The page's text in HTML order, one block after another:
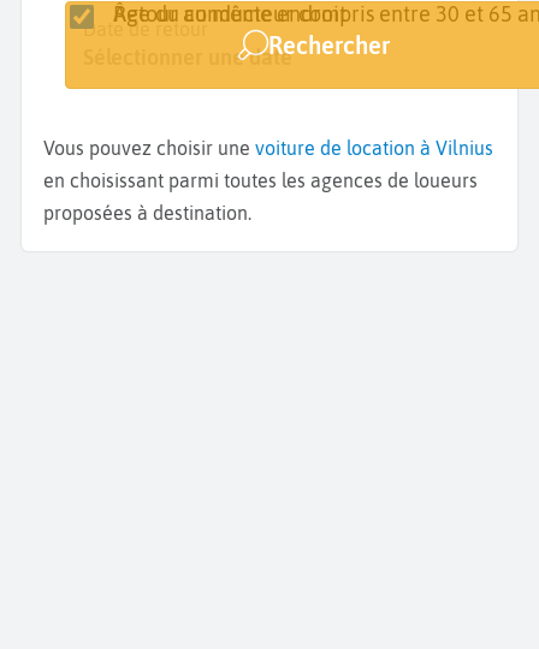
Lieu de retrait
Date de retrait
Sélectionner une date
Date de retour
Sélectionner une date
Retour au même endroit
Âge du conducteur compris entre 30 et 65
Rechercher
Vous pouvez choisir une voiture de location à Vilnius
en choisissant parmi toutes les agences de loueurs
proposées à destination.